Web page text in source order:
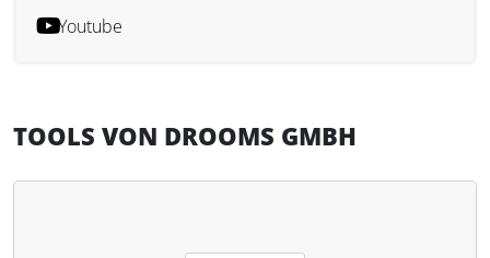
Youtube
TOOLS VON DROOMS GMBH